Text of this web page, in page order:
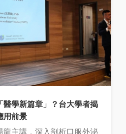
醫學新篇章」？台大學者揭
用前景
龍主講，深入剖析口服外泌